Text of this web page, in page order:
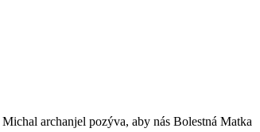
archanjel pozýva, aby nás Bolestná Matka